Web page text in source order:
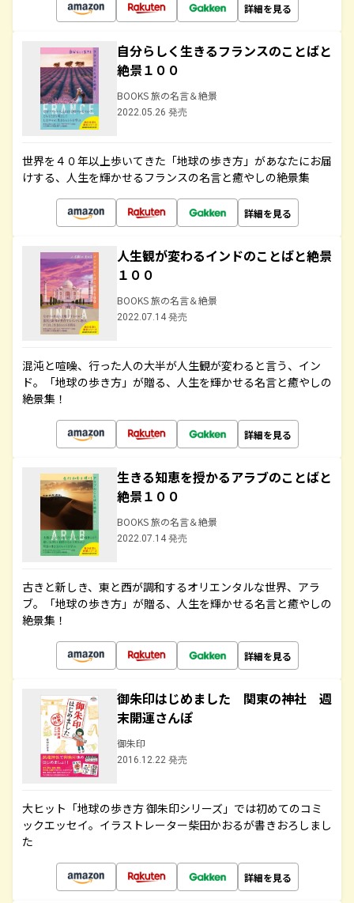
詳細を見る
自分らしく生きるフランスのことばと
絶景１００
BOOKS 旅の名言＆絶景
2022.05.26 発売
世界を４０年以上歩いてきた「地球の歩き方」があなたにお届
けする、人生を輝かせるフランスの名言と癒やしの絶景集
詳細を見る
人生観が変わるインドのことばと絶景
１００
BOOKS 旅の名言＆絶景
2022.07.14 発売
混沌と喧噪、行った人の大半が人生観が変わると言う、イン
ド。「地球の歩き方」が贈る、人生を輝かせる名言と癒やしの
絶景集！
詳細を見る
生きる知恵を授かるアラブのことばと
絶景１００
BOOKS 旅の名言＆絶景
2022.07.14 発売
古きと新しき、東と西が調和するオリエンタルな世界、アラ
ブ。「地球の歩き方」が贈る、人生を輝かせる名言と癒やしの
絶景集！
詳細を見る
御朱印はじめました 関東の神社 週
末開運さんぽ
御朱印
2016.12.22 発売
大ヒット「地球の歩き方 御朱印シリーズ」では初めてのコミ
ックエッセイ。イラストレーター柴田かおるが書きおろしまし
た
詳細を見る